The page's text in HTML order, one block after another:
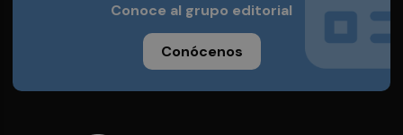
Conoce al grupo editorial
Conócenos